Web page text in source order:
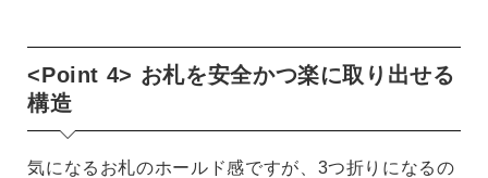
<Point 4> お札を安全かつ楽に取り出せる
構造
気になるお札のホールド感ですが、3つ折りになるの